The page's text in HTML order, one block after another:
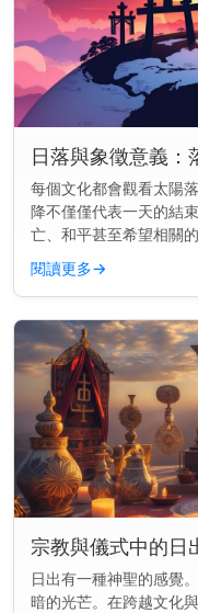
日落與象徵意義：
每個文化都會觀看太陽
降不僅僅代表一天的結
亡、和平甚至希望相關
同。 主要見解： 在各種
變——但其意義會...
閱讀更多→
宗教與儀式中的日
日出有一種神聖的感覺
暗的光芒。在跨越文化